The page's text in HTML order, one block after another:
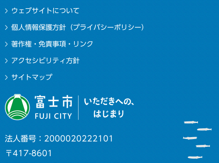
ウェブサイトについて
個人情報保護方針（プライバシーポリシー）
著作権・免責事項・リンク
アクセシビリティ方針
サイトマップ
法人番号：2000020222101
〒417-8601